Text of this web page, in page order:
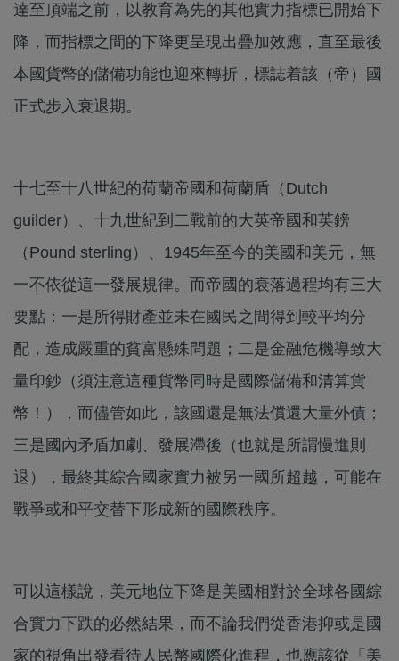
達至頂端之前，以教育為先的其他實力指標已開始下
降，而指標之間的下降更呈現出疊加效應，直至最後
本國貨幣的儲備功能也迎來轉折，標誌着該（帝）國
正式步入衰退期。
十七至十八世紀的荷蘭帝國和荷蘭盾（Dutch
guilder）、十九世紀到二戰前的大英帝國和英鎊
（Pound sterling）、1945年至今的美國和美元，無
一不依從這一發展規律。而帝國的衰落過程均有三大
要點：一是所得財產並未在國民之間得到較平均分
配，造成嚴重的貧富懸殊問題；二是金融危機導致大
量印鈔（須注意這種貨幣同時是國際儲備和清算貨
幣！），而儘管如此，該國還是無法償還大量外債；
三是國內矛盾加劇、發展滯後（也就是所謂慢進則
退），最終其綜合國家實力被另一國所超越，可能在
戰爭或和平交替下形成新的國際秩序。
可以這樣說，美元地位下降是美國相對於全球各國綜
合實力下跌的必然結果，而不論我們從香港抑或是國
家的視角出發看待人民幣國際化進程，也應該從「美